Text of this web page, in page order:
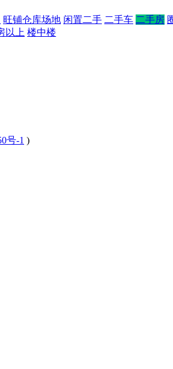
旺铺仓库场地 闲置二手 二手车 二手房
以上 楼中楼
号-1 )